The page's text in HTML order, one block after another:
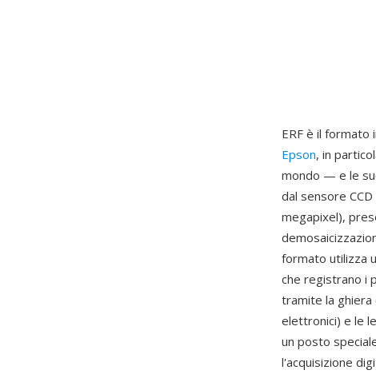
ERF è il
Epson, in
mondo — e le
dal sensore
megapixel),
formato utilizza
che registrano i
tramite la
elettronici) e le
un posto
l'acquisizione